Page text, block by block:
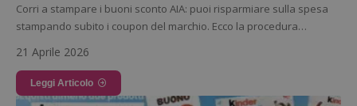
Corri a stampare i buoni sconto AIA: puoi risparmiare sulla spesa
stampando subito i coupon del marchio. Ecco la procedura…
21 Aprile 2026
Leggi Articolo